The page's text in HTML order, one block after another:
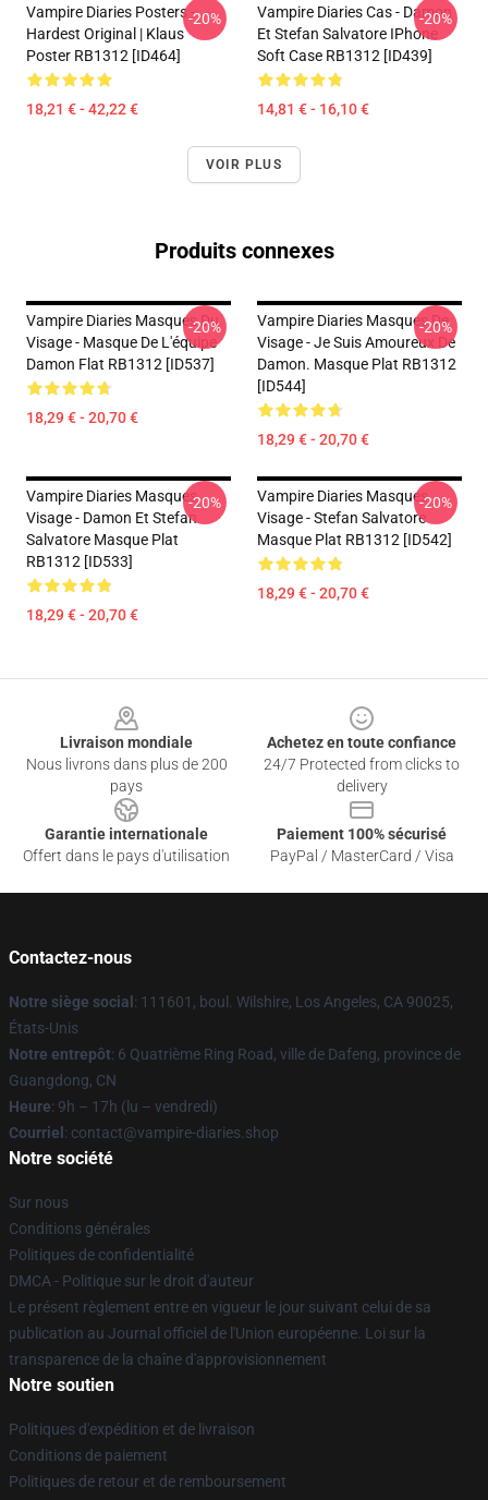
Vampire Diaries Posters -
Hardest Original | Klaus
Poster RB1312 [ID464]
18,21 € - 42,22 €
-20%
Vampire Diaries Cas - Damon
Et Stefan Salvatore IPhone
Soft Case RB1312 [ID439]
14,81 € - 16,10 €
-20%
VOIR PLUS
Produits connexes
Vampire Diaries Masques Du
Visage - Masque De L'équipe
Damon Flat RB1312 [ID537]
18,29 € - 20,70 €
-20%
Vampire Diaries Masques De
Visage - Je Suis Amoureux De
Damon. Masque Plat RB1312
[ID544]
18,29 € - 20,70 €
-20%
Vampire Diaries Masques
Visage - Damon Et Stefan
Salvatore Masque Plat
RB1312 [ID533]
18,29 € - 20,70 €
-20%
Vampire Diaries Masques
Visage - Stefan Salvatore
Masque Plat RB1312 [ID542]
18,29 € - 20,70 €
-20%
Livraison mondiale
Nous livrons dans plus de 200
pays
Achetez en toute confiance
24/7 Protected from clicks to
delivery
Garantie internationale
Offert dans le pays d'utilisation
Paiement 100% sécurisé
PayPal / MasterCard / Visa
Contactez-nous
Notre siège social : 111601, boul. Wilshire, Los Angeles, CA 90025,
États-Unis
Notre entrepôt: 6 Quatrième Ring Road, ville de Dafeng, province de
Guangdong, CN
Heure: 9h – 17h (lu – vendredi)
Courriel : contact@vampire-diaries.shop
Notre société
Sur nous
Conditions générales
Politiques de confidentialité
DMCA - Politique sur le droit d'auteur
Le présent règlement entre en vigueur le jour suivant celui de sa
publication au Journal officiel de l'Union européenne. Loi sur la
transparence de la chaîne d'approvisionnement
Notre soutien
Politiques d'expédition et de livraison
Conditions de paiement
Politiques de retour et de remboursement